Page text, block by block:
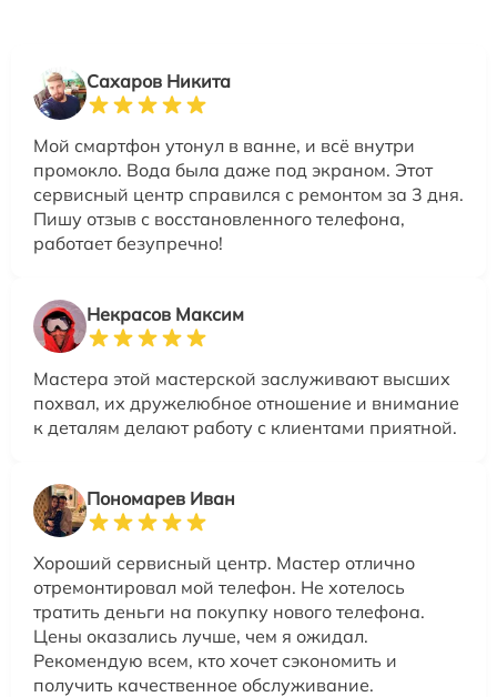
Сахаров Никита
Мой смартфон утонул в ванне, и всё внутри
промокло. Вода была даже под экраном. Этот
сервисный центр справился с ремонтом за 3 дня.
Пишу отзыв с восстановленного телефона,
работает безупречно!
Некрасов Максим
Мастера этой мастерской заслуживают высших
похвал, их дружелюбное отношение и внимание
к деталям делают работу с клиентами приятной.
Пономарев Иван
Хороший сервисный центр. Мастер отлично
отремонтировал мой телефон. Не хотелось
тратить деньги на покупку нового телефона.
Цены оказались лучше, чем я ожидал.
Рекомендую всем, кто хочет сэкономить и
получить качественное обслуживание.